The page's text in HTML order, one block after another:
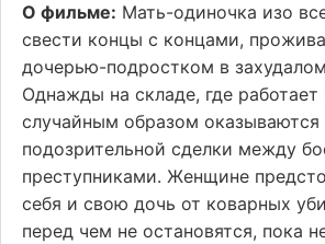
О фильме: Мать-одиночка изо
свести концы с концами,
дочерью-подростком в
Однажды на складе, где работает
случайным образом оказываются
подозрительной сделки между
преступниками. Женщине
себя и свою дочь от коварных
перед чем не остановятся, пока